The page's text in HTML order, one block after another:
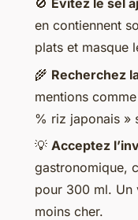
🚫 Évitez le sel
en contiennent
plats et masque
🌾 Recherchez
mentions
% riz japonais »
💡 Acceptez
gastronomique,
pour 300 ml. Un
moins cher.